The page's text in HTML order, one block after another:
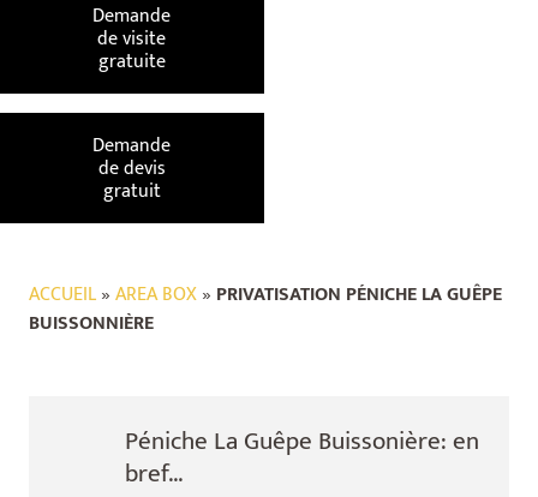
Demande
de visite
gratuite
Demande
de devis
gratuit
ACCUEIL»AREA BOX» PRIVATISATION PÉNICHE LA GUÊPE
BUISSONNIÈRE
Péniche La Guêpe Buissonière: en
bref...